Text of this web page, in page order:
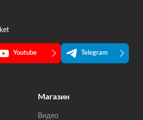
Youtube Telegram
Магазин
Видео